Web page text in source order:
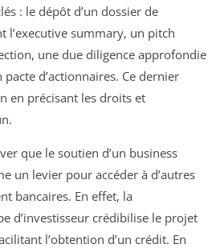
: le dépôt d’un dossier de
l’executive summary, un pitch
une due diligence approfondie
d’actionnaires. Ce dernier
en précisant les droits et
que le soutien d’un business
un levier pour accéder à d’autres
bancaires. En effet, la
d’investisseur crédibilise le projet
l’obtention d’un crédit. En